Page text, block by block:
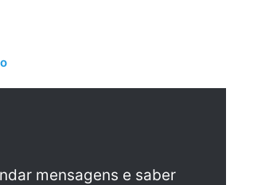
mensagens e saber